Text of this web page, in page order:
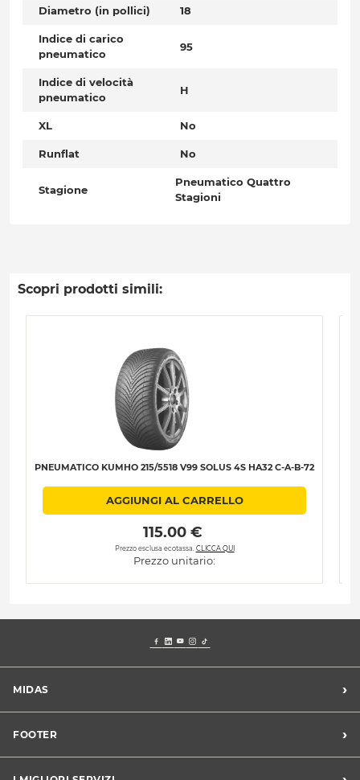
Diametro (in pollici) 18
Indice di carico
pneumatico
95
Indice di velocità
pneumatico
H
XL No
Runflat No
Stagione
Pneumatico Quattro
Stagioni
Scopri prodotti simili:
PNEUMATICO KUMHO 215/5518 V99 SOLUS 4S HA32 C-A-B-72
AGGIUNGI AL CARRELLO
115.00 €
Prezzo esclusa ecotassa. CLICCA QUI
Prezzo unitario:
MIDAS ›
Blog dell'automobilista
Lavora con noi
FOOTER ›